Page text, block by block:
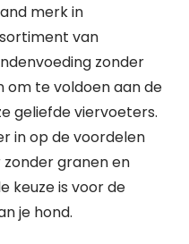
merk in
van
zonder
om te voldoen aan de
geliefde viervoeters.
in op de voordelen
granen en
keuze is voor de
je hond.